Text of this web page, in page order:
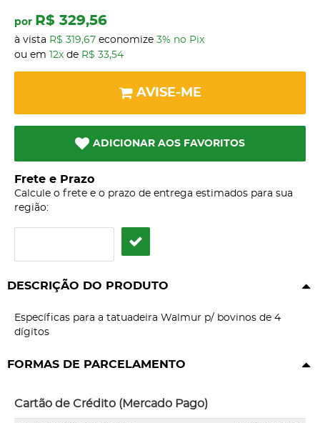
por R$ 329,56
à vista R$ 319,67 economize 3% no Pix
ou em
12x de R$ 33,54
AVISE-ME
ADICIONAR AOS FAVORITOS
Frete e Prazo
Calcule o frete e o prazo de entrega estimados para sua
região:
DESCRIÇÃO DO PRODUTO
Específicas para a tatuadeira Walmur p/ bovinos de 4
dígitos
FORMAS DE PARCELAMENTO
Cartão de Crédito (Mercado Pago)